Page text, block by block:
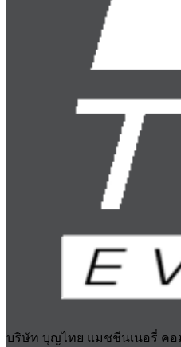
บริษัท บุญไทย แมชชีนเนอรี่ คอ